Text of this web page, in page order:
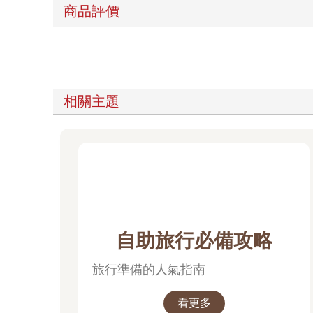
商品評價
相關主題
自助旅行必備攻略
旅行準備的人氣指南
看更多